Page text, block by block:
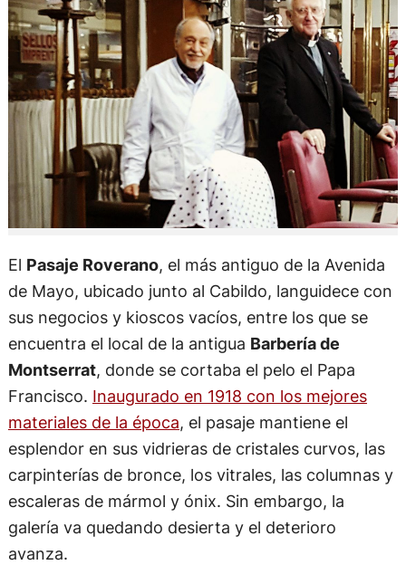
El Pasaje Roverano, el más antiguo de la Avenida
de Mayo, ubicado junto al Cabildo, languidece con
sus negocios y kioscos vacíos, entre los que se
encuentra el local de la antigua Barbería de
Montserrat, donde se cortaba el pelo el Papa
Francisco. Inaugurado en 1918 con los mejores
materiales de la época, el pasaje mantiene el
esplendor en sus vidrieras de cristales curvos, las
carpinterías de bronce, los vitrales, las columnas y
escaleras de mármol y ónix. Sin embargo, la
galería va quedando desierta y el deterioro
avanza.